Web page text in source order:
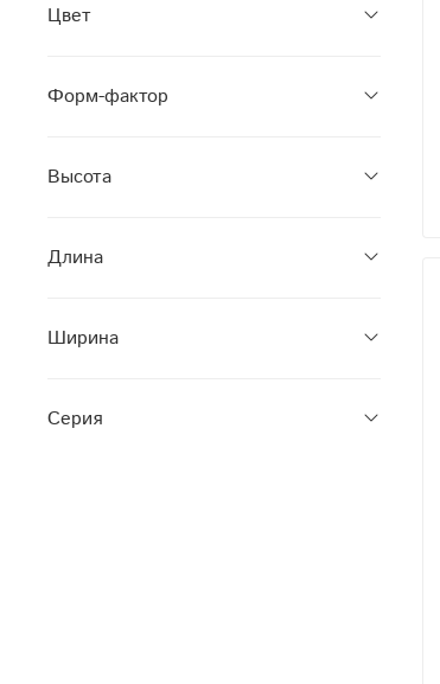
Цвет
Форм-фактор
Высота
Длина
Ширина
Серия